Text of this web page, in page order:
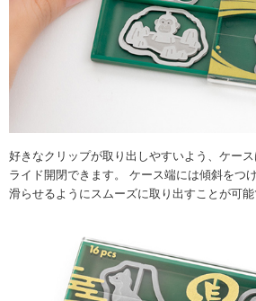
好きなクリップが取り出しやすいよう、ケー
ライド開閉できます。 ケース端には傾斜をつ
滑らせるようにスムーズに取り出すことが可能